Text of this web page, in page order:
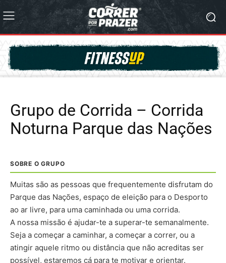
Grupo de Corrida – Corrida
Noturna Parque das Nações
SOBRE O GRUPO
Muitas são as pessoas que frequentemente disfrutam do
Parque das Nações, espaço de eleição para o Desporto
ao ar livre, para uma caminhada ou uma corrida.
A nossa missão é ajudar-te a superar-te semanalmente.
Seja a começar a caminhar, a começar a correr, ou a
atingir aquele ritmo ou distância que não acreditas ser
possível, estaremos cá para te motivar e orientar.